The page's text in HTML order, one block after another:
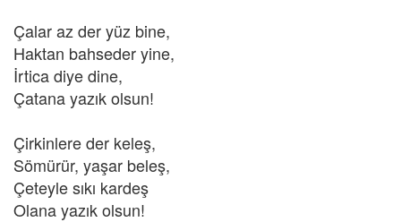
Çalar az der yüz bine,
Haktan bahseder yine,
İrtica diye dine,
Çatana yazık olsun!
Çirkinlere der keleş,
Sömürür, yaşar beleş,
Çeteyle sıkı kardeş
Olana yazık olsun!